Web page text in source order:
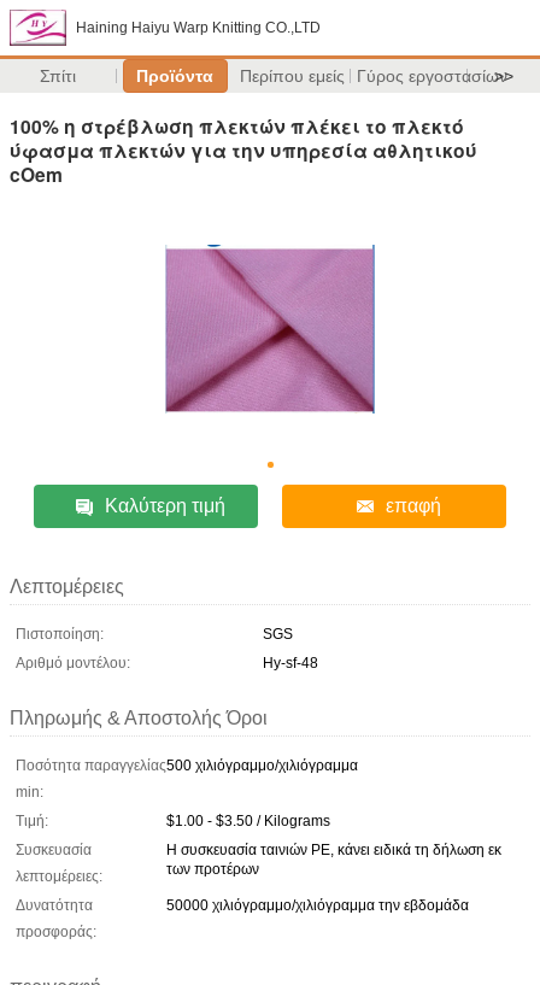
Haining Haiyu Warp Knitting CO.,LTD
Σπίτι Προϊόντα Περίπου εμείς Γύρος εργοστασίων
>>
100% η στρέβλωση πλεκτών πλέκει το πλεκτό
ύφασμα πλεκτών για την υπηρεσία αθλητικού
cOem
Καλύτερη τιμή επαφή
Λεπτομέρειες
Πιστοποίηση:
SGS
Αριθμό μοντέλου:
Hy-sf-48
Πληρωμής & Αποστολής Όροι
Ποσότητα παραγγελίας
min:
500 χιλιόγραμμο/χιλιόγραμμα
Τιμή:
$1.00 - $3.50 / Kilograms
Συσκευασία
λεπτομέρειες:
Η συσκευασία ταινιών PE, κάνει ειδικά τη δήλωση εκ
των προτέρων
Δυνατότητα
προσφοράς:
50000 χιλιόγραμμο/χιλιόγραμμα την εβδομάδα